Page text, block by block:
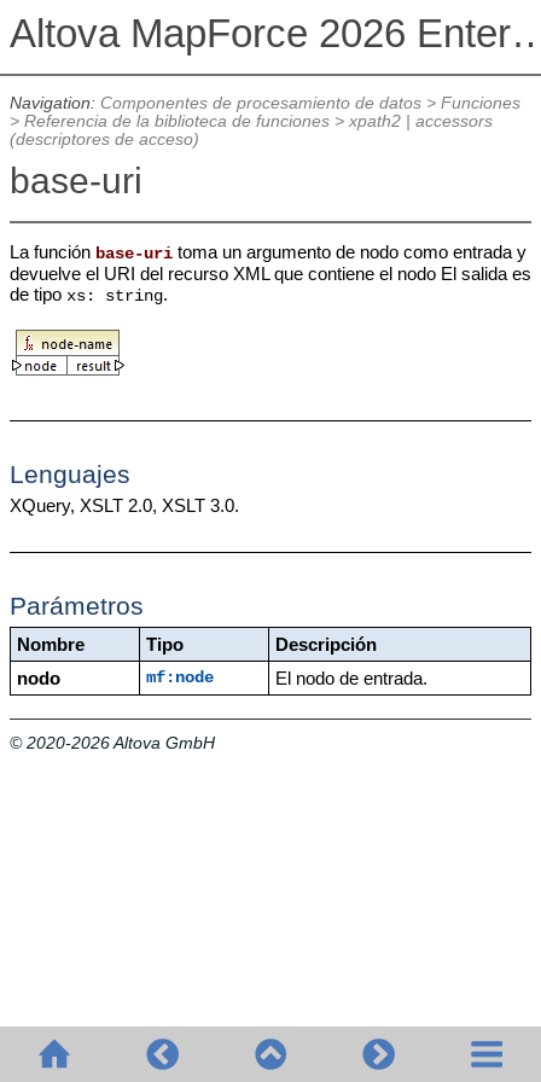
Altova MapForce 2026
Navigation: Componentes de procesamiento de datos> Funciones
> Referencia de la biblioteca de funciones> xpath2 | accessors
(descriptores de acceso)
base-uri
La función base-uritoma un argumento de nodo como entrada y
devuelve el URI del recurso XML que contiene el nodo El salida es
de tipo xs: string.
Lenguajes
XQuery, XSLT 2.0, XSLT 3.0.
Parámetros
Nombre Tipo
Descripción
nodo
mf:node El nodo de entrada.
© 2020-2026 Altova GmbH